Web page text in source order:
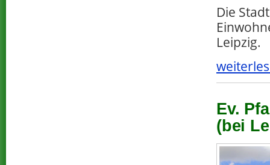
Die
Leipzig.
Ev.
(bei